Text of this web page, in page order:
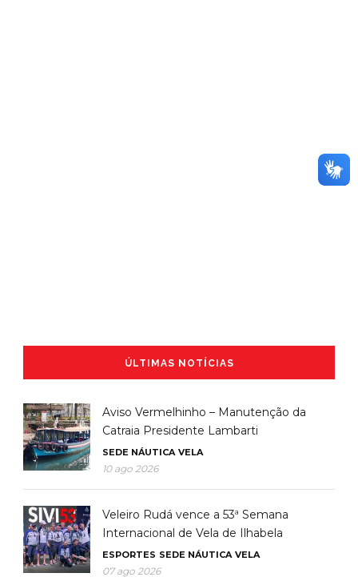
ÚLTIMAS NOTÍCIAS
Aviso Vermelhinho – Manutenção da
Catraia Presidente Lambarti
SEDE NÁUTICA VELA
10 ago 2026
Veleiro Rudá vence a 53ª Semana
Internacional de Vela de Ilhabela
ESPORTES SEDE NÁUTICA VELA
07 ago 2026